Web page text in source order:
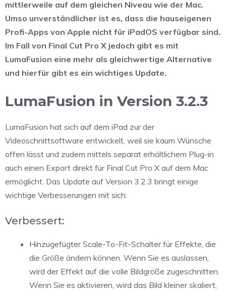
mittlerweile auf dem gleichen Niveau wie der Mac.
Umso unverständlicher ist es, dass die hauseigenen
Profi-Apps von Apple nicht für iPadOS verfügbar sind.
Im Fall von Final Cut Pro X jedoch gibt es mit
LumaFusion eine mehr als gleichwertige Alternative
und hierfür gibt es ein wichtiges Update.
LumaFusion in Version 3.2.3
LumaFusion hat sich auf dem iPad zur der
Videoschnittsoftware entwickelt, weil sie kaum Wünsche
offen lässt und zudem mittels separat erhältlichem Plug-in
auch einen Export direkt für Final Cut Pro X auf dem Mac
ermöglicht. Das Update auf Version 3.2.3 bringt einige
wichtige Verbesserungen mit sich:
Verbessert:
Hinzugefügter Scale-To-Fit-Schalter für Effekte, die
die Größe ändern können. Wenn Sie es auslassen,
wird der Effekt auf die volle Bildgröße zugeschnitten.
Wenn Sie es aktivieren, wird das Bild kleiner skaliert,